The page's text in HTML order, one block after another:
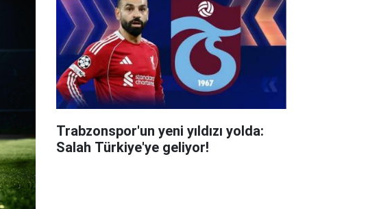
Trabzonspor'un yeni yıldızı yolda:
Salah Türkiye'ye geliyor!